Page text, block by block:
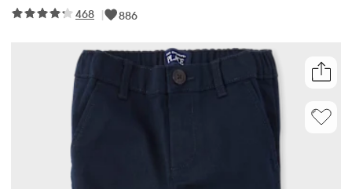
468 | 886